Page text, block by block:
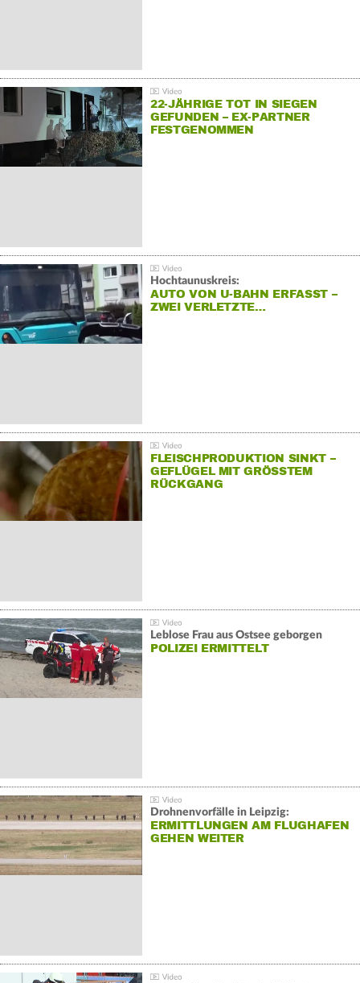
22-JÄHRIGE TOT IN SIEGEN
GEFUNDEN – EX-PARTNER
FESTGENOMMEN
Hochtaunuskreis:
AUTO VON U-BAHN ERFASST –
ZWEI VERLETZTE…
FLEISCHPRODUKTION SINKT –
GEFLÜGEL MIT GRÖSSTEM R
ÜCKGANG
Leblose Frau aus Ostsee geborgen
POLIZEI ERMITTELT
Drohnenvorfälle in Leipzig:
ERMITTLUNGEN AM FLUGHAFEN
GEHEN WEITER